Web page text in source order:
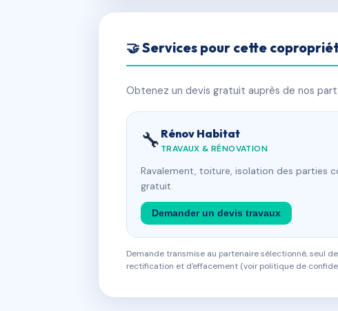
🤝 Services pour cette
Obtenez un devis gratuit auprès de nos
🔧 Rénov Habitat
TRAVAUX & RÉNOVATION
Ravalement, toiture, isolation des parties
gratuit.
Demander un devis travaux
Demande transmise au partenaire sélectionné, seul
rectification et d'effacement (voir politique de